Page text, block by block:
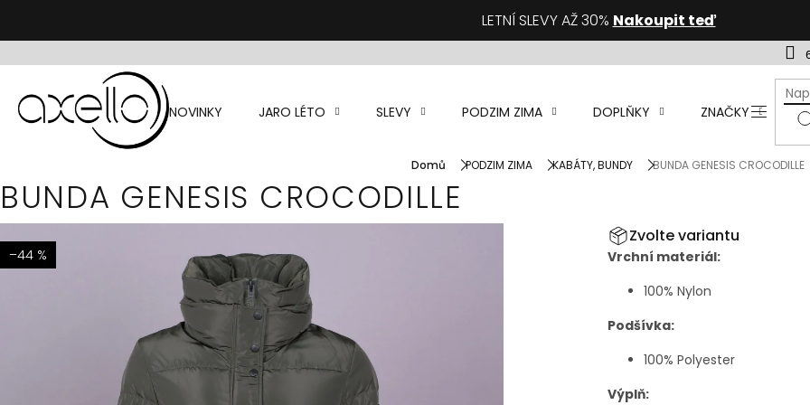
obsah
LETNÍ SLEVY AŽ 30% Nakoupit teď
NOVINKY JARO LÉTO SLEVY PODZIM ZIMA DOPLŇKY ZNAČKY
Domů PODZIM ZIMA KABÁTY, BUNDY BUNDA GENESIS CROCODILLE
BUNDA GENESIS CROCODILLE
–44 %
Zvolte variantu
Vrchní materiál:
100% Nylon
Podšívka:
100% Polyester
Výplň: